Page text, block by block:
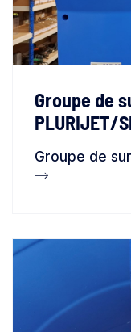
Groupe de
PLURIJET/